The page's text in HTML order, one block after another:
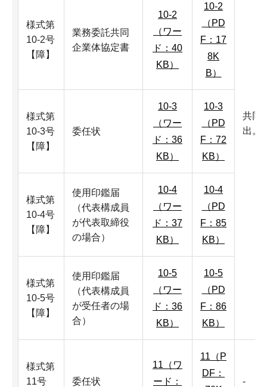
共同
出。
様式第
10-2号
【障】
業務委託共同
企業体協定書
10-2
（ワー
ド：40
KB）
10-2
（PD
F：17
8K
B）
様式第
10-3号
【障】
委任状
10-3
（ワー
ド：36
KB）
10-3
（PD
F：72
KB）
様式第
10-4号
【障】
使用印鑑届
（代表構成員
が代表取締役
の場合）
10-4
（ワー
ド：37
KB）
10-4
（PD
F：85
KB）
様式第
10-5号
【障】
使用印鑑届
（代表構成員
が受任者の場
合）
10-5
（ワー
ド：36
KB）
10-5
（PD
F：86
KB）
様式第
11号
委任状
11（ワ
ード：
11（P
DF：
-